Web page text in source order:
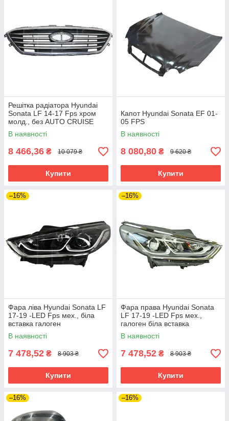
Решітка радіатора Hyundai
Sonata LF 14-17 Fps хром
молд., без AUTO CRUISE
(крім SPORT)
В наявності
8 466,36 ₴ 10 079 ₴
Купити
Капот Hyundai Sonata EF 01-
05 FPS
В наявності
8 080,80 ₴ 9 620 ₴
Купити
–16%
Фара ліва Hyundai Sonata LF
17-19 -LED Fps мех., біла
вставка галоген
В наявності
7 478,52 ₴ 8 903 ₴
Купити
–16%
Фара права Hyundai Sonata
LF 17-19 -LED Fps мех.,
галоген біла вставка
В наявності
7 478,52 ₴ 8 903 ₴
Купити
–16% –16%